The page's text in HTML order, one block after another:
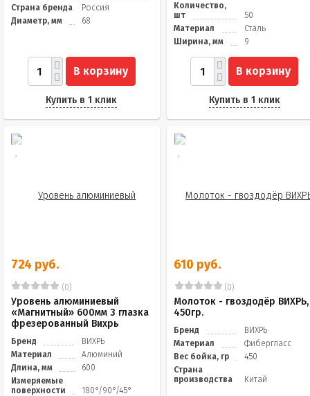
Страна бренда
Россия
Диаметр, мм
68
В корзину
Купить в 1 клик
Количество,
шт
50
Материал
Сталь
Ширина, мм
9
В корзину
Купить в 1 клик
724 руб.
(0)
Уровень алюминиевый
«Магнитный» 600мм 3 глазка
фрезерованный Вихрь
Бренд
ВИХРЬ
Материал
Алюминий
Длина, мм
600
Измеряемые
поверхности
180°/90°/45°
610 руб.
(0)
Молоток - гвоздодёр ВИХРЬ,
450гр.
Бренд
ВИХРЬ
Материал
Фибергласс
Вес бойка, гр
450
Страна
производства
Китай